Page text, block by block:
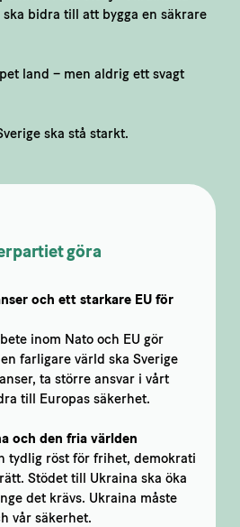
bidra till att bygga en säkrare
land – men aldrig ett svagt
ska stå starkt.
göra
och ett starkare EU för
inom Nato och EU gör
farligare värld ska Sverige
ta större ansvar i vårt
till Europas säkerhet.
och den fria världen
tydlig röst för frihet, demokrati
Stödet till Ukraina ska öka
det krävs. Ukraina måste
vår säkerhet.